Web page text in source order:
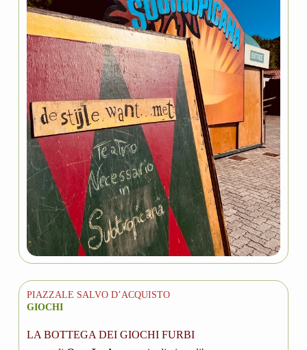
PIAZZALE SALVO D’ACQUISTO
GIOCHI
LA BOTTEGA DEI GIOCHI FURBI